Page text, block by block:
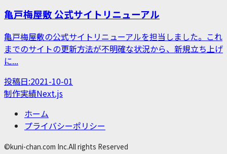
亀戸梅屋敷 公式サイトリニューアル
亀戸梅屋敷の公式サイトリニューアルを担当しました。これ
までのサイトの更新方法が不明確な状況から、新規立ち上げ
に...
投稿日:2021-10-01
制作実績Next.js
ホーム
プライバシーポリシー
©kuni-chan.com Inc.All rights Reserved